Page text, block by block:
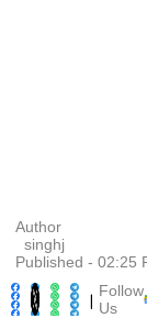
Author
singhj
Published - 02:25
| Follow
Us